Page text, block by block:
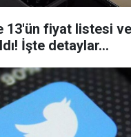
13'ün fiyat listesi
İşte detaylar...